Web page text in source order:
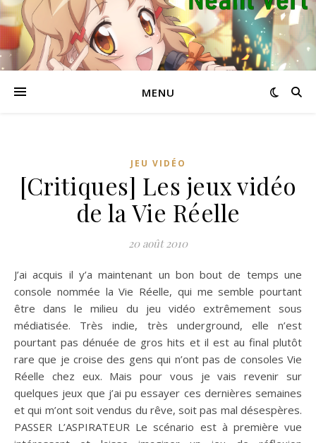
MENU
JEU VIDÉO
[Critiques] Les jeux vidéo
de la Vie Réelle
20 août 2010
J’ai acquis il y’a maintenant un bon bout de temps une
console nommée la Vie Réelle, qui me semble pourtant
être dans le milieu du jeu vidéo extrêmement sous
médiatisée. Très indie, très underground, elle n’est
pourtant pas dénuée de gros hits et il est au final plutôt
rare que je croise des gens qui n’ont pas de consoles Vie
Réelle chez eux. Mais pour vous je vais revenir sur
quelques jeux que j’ai pu essayer ces dernières semaines
et qui m’ont soit vendus du rêve, soit pas mal désespères.
PASSER L’ASPIRATEUR Le scénario est à première vue